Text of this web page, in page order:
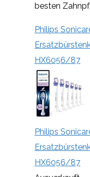
besten
Philips
HX6056/87
Philips
HX6056/87